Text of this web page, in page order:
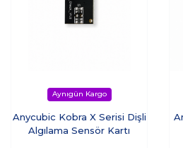
Anycubic Kobra X Serisi Dişli
Algılama Sensör Kartı